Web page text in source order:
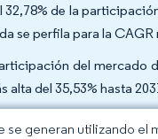
de la
se perfila para la
del
alta del 35,53% hasta
generan utilizando